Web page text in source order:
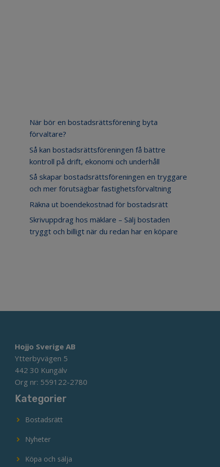
När bör en bostadsrättsförening byta
förvaltare?
Så kan bostadsrättsföreningen få bättre
kontroll på drift, ekonomi och underhåll
Så skapar bostadsrättsföreningen en tryggare
och mer förutsägbar fastighetsförvaltning
Räkna ut boendekostnad för bostadsrätt
Skrivuppdrag hos mäklare – Sälj bostaden
tryggt och billigt när du redan har en köpare
Hojjo Sverige AB
Ytterbyvägen 5
442 30 Kungälv
Org nr: 559122-2780
Kategorier
Bostadsrätt
Nyheter
Köpa och sälja